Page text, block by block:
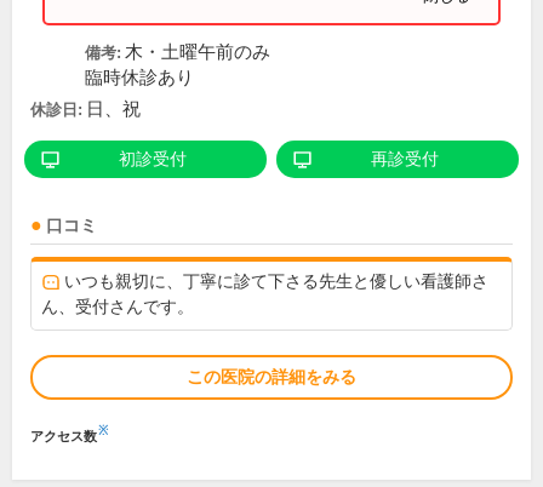
備考: 木・土曜午前のみ
臨時休診あり
休診日: 日、祝
初診受付 再診受付
口コミ
いつも親切に、丁寧に診て下さる先生と優しい看護師さ
ん、受付さんです。
この医院の詳細をみる
アクセス数※